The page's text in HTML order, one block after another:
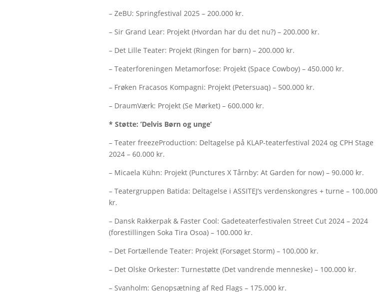
– ZeBU: Springfestival 2025 – 200.000 kr.
– Sir Grand Lear: Projekt (Hvordan har du det nu?) – 200.000 kr.
– Det Lille Teater: Projekt (Ringen for børn) – 200.000 kr.
– Teaterforeningen Metamorfose: Projekt (Space Cowboy) – 450.000 kr.
– Frøken Fracasos Kompagni: Projekt (Petersuaq) – 500.000 kr.
– DraumVærk: Projekt (Se Mørket) – 600.000 kr.
* Støtte: ’Delvis Børn og unge’
– Teater freezeProduction: Deltagelse på KLAP-teaterfestival 2024 og CPH Stage
2024 – 60.000 kr.
– Micaela Kühn: Projekt (Punctures X Tårnby: At Garden for now) – 90.000 kr.
– Teatergruppen Batida: Deltagelse i ASSITEJ’s verdenskongres + turne – 100.000
kr.
– Dansk Rakkerpak & Faster Cool: Gadeteaterfestivalen Street Cut 2024 – 2024
(forestillingen Soka Tira Osoa) – 100.000 kr.
– Det Fortællende Teater: Projekt (Forsøget Storm) – 100.000 kr.
– Det Olske Orkester: Turnestøtte (Det vandrende menneske) – 100.000 kr.
– Svanholm: Genopsætning af Red Flags – 175.000 kr.